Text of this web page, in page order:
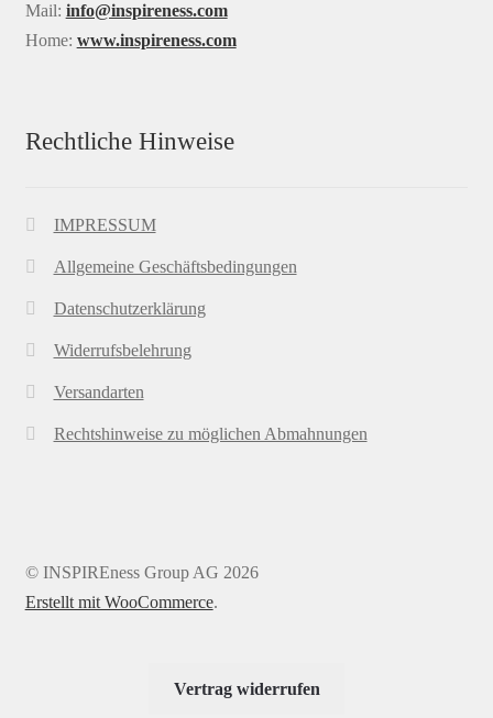
Mail: info@inspireness.com
Home: www.inspireness.com
Rechtliche Hinweise
IMPRESSUM
Allgemeine Geschäftsbedingungen
Datenschutzerklärung
Widerrufsbelehrung
Versandarten
Rechtshinweise zu möglichen Abmahnungen
© INSPIREness Group AG 2026
Erstellt mit WooCommerce.
Vertrag widerrufen